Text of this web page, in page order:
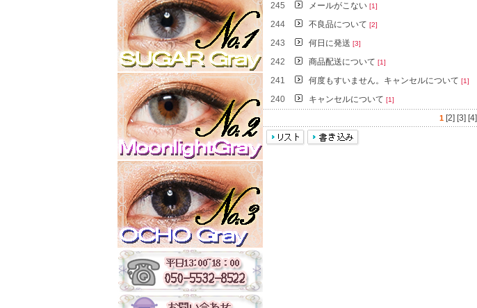
245
メールがこない [1]
244
不良品について [2]
243
何日に発送 [3]
242
商品配送について [1]
241
何度もすいません。キャンセルについて [1]
240
キャンセルについて [1]
1 [2] [3] [4]